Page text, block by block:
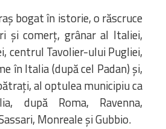
bogat în istorie, o răscruce
și comerț, grânar al Italiei,
centrul Tavolier-ului Pugliei,
în Italia (după cel Padan) și,
al optulea municipiu ca
după Roma, Ravenna,
Monreale și Gubbio.